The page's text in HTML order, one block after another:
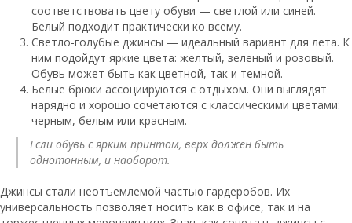
соответствовать цвету обуви — светлой или синей.
Белый подходит практически ко всему.
Светло-голубые джинсы — идеальный вариант для лета. К
ним подойдут яркие цвета: желтый, зеленый и розовый.
Обувь может быть как цветной, так и темной.
Белые брюки ассоциируются с отдыхом. Они выглядят
нарядно и хорошо сочетаются с классическими цветами:
черным, белым или красным.
Если обувь с ярким принтом, верх должен быть
однотонным, и наоборот.
Джинсы стали неотъемлемой частью гардеробов. Их
универсальность позволяет носить как в офисе, так и на